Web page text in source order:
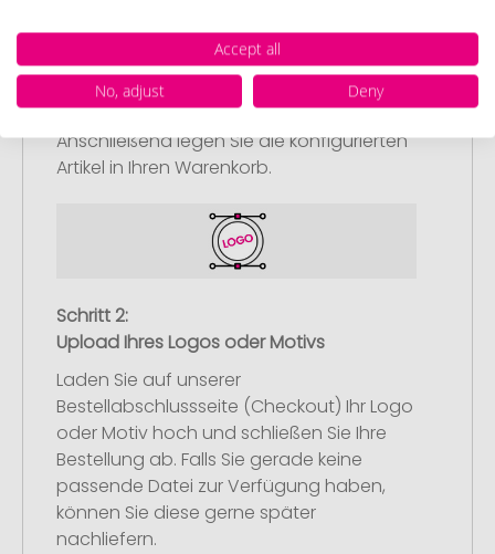
Artikelkonfiguration
Wählen Sie Ihre gewünschten
Werbeartikel aus und passen Sie diese
nach Ihren Vorstellungen an.
Anschließend legen Sie die konfigurierten
Artikel in Ihren Warenkorb.
Schritt 2:
Upload Ihres Logos oder Motivs
Laden Sie auf unserer
Bestellabschlussseite (Checkout) Ihr Logo
oder Motiv hoch und schließen Sie Ihre
Bestellung ab. Falls Sie gerade keine
passende Datei zur Verfügung haben,
können Sie diese gerne später
nachliefern.
Accept all
No, adjust
Deny